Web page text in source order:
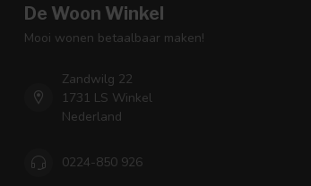
De Woon Winkel
Mooi wonen betaalbaar maken!
Zandwilg 22
1731 LS Winkel
Nederland
0224-850 926